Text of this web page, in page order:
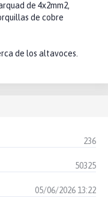
de 4x2mm2,
de cobre
de los altavoces.
236
50325
05/06/2026 13:22